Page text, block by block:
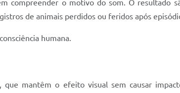
compreender o motivo do som. O resultado
de animais perdidos ou feridos após
humana.
mantêm o efeito visual sem causar